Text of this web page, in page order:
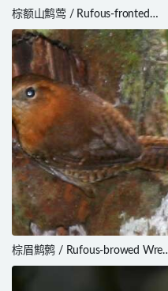
棕额山鹪莺 / Rufous-fronted
Prinia / Prinia buchanani
棕眉鹪鹩 / Rufous-browed Wren
/ Troglodytes rufociliatus